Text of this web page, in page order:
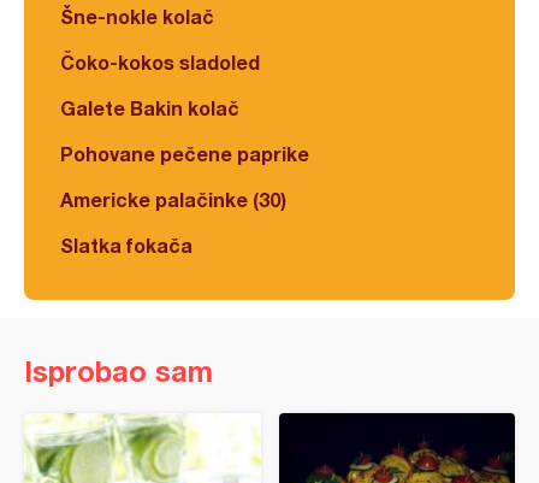
Šne-nokle kolač
Čoko-kokos sladoled
Galete Bakin kolač
Pohovane pečene paprike
Americke palačinke (30)
Slatka fokača
Isprobao sam